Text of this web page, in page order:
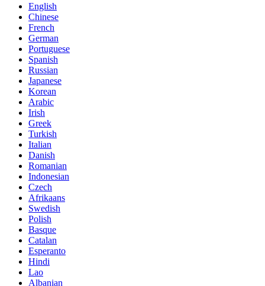
English
Chinese
French
German
Portuguese
Spanish
Russian
Japanese
Korean
Arabic
Irish
Greek
Turkish
Italian
Danish
Romanian
Indonesian
Czech
Afrikaans
Swedish
Polish
Basque
Catalan
Esperanto
Hindi
Lao
Albanian